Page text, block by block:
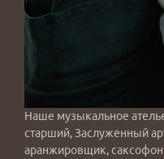
Наше музыкальное
старший, Заслуженный
аранжировщик,